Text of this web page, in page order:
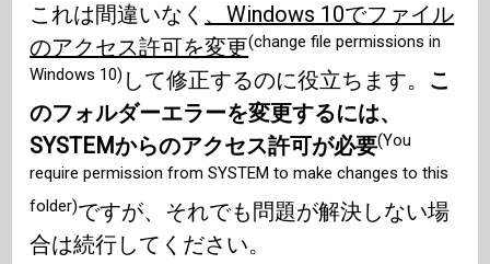
これは間違いなく 、Windows 10でファイル
のアクセス許可を変更(change file permissions in
Windows 10) して修正するのに役立ちます。 こ
のフォルダーエラーを変更するには、
SYSTEMからのアクセス許可が必要(You
require permission from SYSTEM to make changes to this
folder)ですが、それでも問題が解決しない場
合は続行してください。